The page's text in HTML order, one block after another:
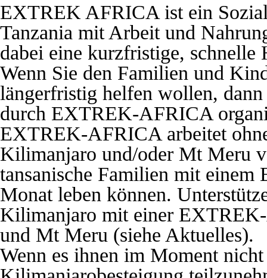
EXTREK AFRICA ist ein
Tanzania mit Arbeit und
dabei eine kurzfristige,
Wenn Sie den Familien und
längerfristig helfen wollen,
durch EXTREK-AFRICA
EXTREK-AFRICA arbeitet
Kilimanjaro und/oder Mt Meru
tansanische Familien mit einem
Monat leben können.
Kilimanjaro mit einer
und Mt Meru (siehe Aktuelles).
Wenn es ihnen im Moment